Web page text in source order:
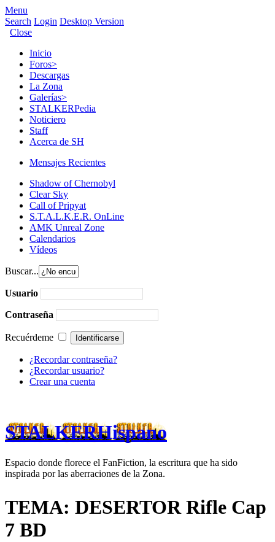
Menu
Search Login Desktop Version
Close
Inicio
Foros>
Descargas
La Zona
Galerías>
STALKERPedia
Noticiero
Staff
Acerca de SH
Mensajes Recientes
Shadow of Chernobyl
Clear Sky
Call of Pripyat
S.T.A.L.K.E.R. OnLine
AMK Unreal Zone
Calendarios
Vídeos
Buscar...
Usuario
Contraseña
Recuérdeme
¿Recordar contraseña?
¿Recordar usuario?
Crear una cuenta
STALKERHispano
Espacio donde florece el FanFiction, la escritura que ha sido
inspirada por las aberraciones de la Zona.
TEMA: DESERTOR Rifle Cap
7 BD